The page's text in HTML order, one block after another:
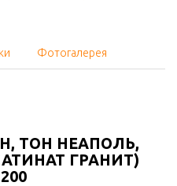
Фотогалерея
ТОН НЕАПОЛЬ,
ГРАНИТ)